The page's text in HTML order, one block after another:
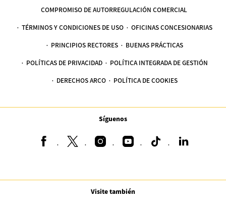
COMPROMISO DE AUTORREGULACIÓN COMERCIAL
TÉRMINOS Y CONDICIONES DE USO OFICINAS CONCESIONARIAS
PRINCIPIOS RECTORES BUENAS PRÁCTICAS
POLÍTICAS DE PRIVACIDAD POLÍTICA INTEGRADA DE GESTIÓN
DERECHOS ARCO POLÍTICA DE COOKIES
Síguenos
Visite también